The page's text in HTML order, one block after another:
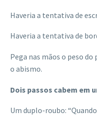
Haveria a tentativa de
Haveria a tentativa de
Pega nas mãos o peso
o abismo.
Dois passos cabem em
Um duplo-roubo: